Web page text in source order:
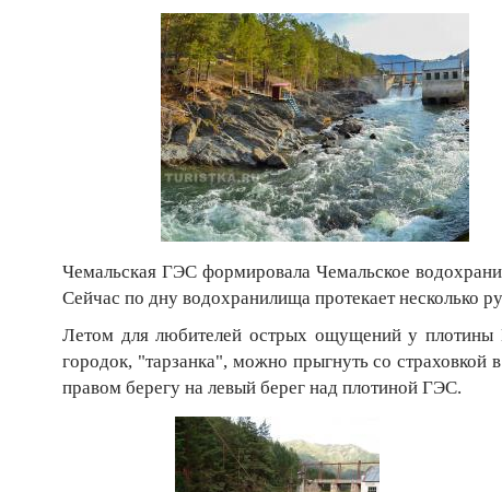
Чемальская ГЭС формировала Чемальское
Сейчас по дну водохранилища протекает несколько
Летом для любителей острых ощущений у плотины
городок, "тарзанка", можно прыгнуть со
правом берегу на левый берег над плотиной ГЭС.